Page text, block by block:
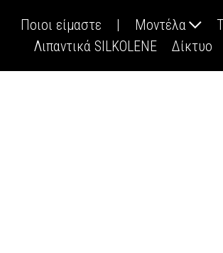
Ποιοι είμαστε | Μοντέλα
Λιπαντικά SILKOLENE
Δίκτυο